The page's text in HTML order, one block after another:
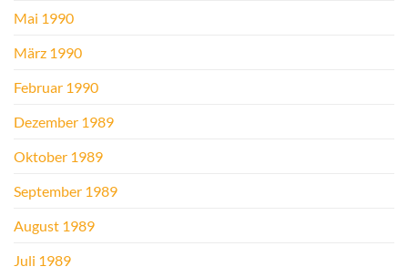
Mai 1990
März 1990
Februar 1990
Dezember 1989
Oktober 1989
September 1989
August 1989
Juli 1989